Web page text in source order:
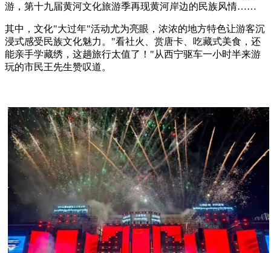
游，第十九届黄河文化旅游季再现黄河岸边的民族风情……
其中，文化"大过年"活动尤为亮眼，浓浓的地方特色让游客沉
浸式感受民族文化魅力。"看社火、赏唐卡、吃藏式美食，还
能亲手学藏绣，这趟旅行太值了！"从西宁驱车一小时半来游
玩的市民王先生赞叹道。